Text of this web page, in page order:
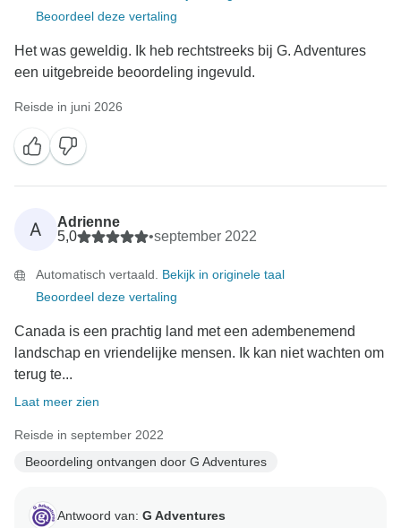
Beoordeel deze vertaling
Het was geweldig. Ik heb rechtstreeks bij G. Adventures
een uitgebreide beoordeling ingevuld.
Reisde in juni 2026
A
Adrienne
5,0
•september 2022
Automatisch vertaald. Bekijk in originele taal
Beoordeel deze vertaling
Canada is een prachtig land met een adembenemend
landschap en vriendelijke mensen. Ik kan niet wachten om
terug te...
Laat meer zien
Reisde in september 2022
Beoordeling ontvangen door G Adventures
Antwoord van: G Adventures